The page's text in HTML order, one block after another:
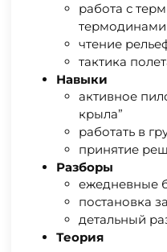
работа с
чтение
тактика
Навыки
активное
крыла”
работать в
принятие
Разборы
ежедневные
постановка
детальный
Теория